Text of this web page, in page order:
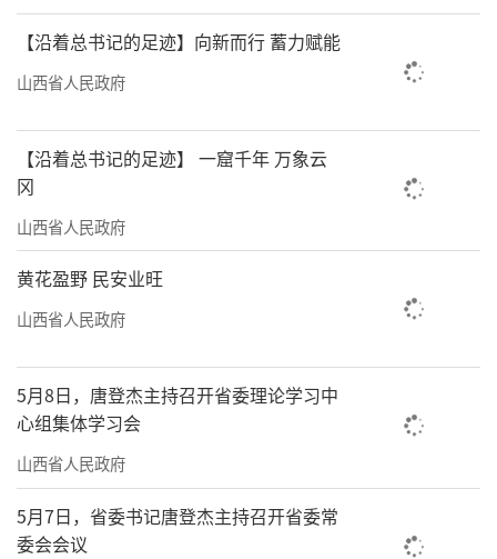
衬底，全球首发；锦波生物始终坚持原始创
新，在国际上首次实现了重组Ⅲ型人源化胶原
蛋白从无到有、从0—1的突破，开创了生命材
料这一全新赛道；纳安生物自主研发创制的
T320抗癌创新药，获得了3个国家的新药临床许
可，并已正式获得国家药品监督管理局的临床
试验批件；山西富佶凭借自身的专利技术，建
成了国际先进的氧化亚硅材料生产线……
截至目前，山西转型综合改革示范区拥有
国家级企业技术中心7家、省级技术中心75家，
省技术创新中心34家，累计承担国家级科研项
目23项。
实现资源型地区经济转型发展，形成产业
多元支撑的结构格局，是山西经济发展需要突
【沿着总书记的足迹】向新而行 蓄力赋能
山西省人民政府
【沿着总书记的足迹】 一窟千年 万象云
冈
山西省人民政府
黄花盈野 民安业旺
山西省人民政府
5月8日，唐登杰主持召开省委理论学习中
心组集体学习会
山西省人民政府
5月7日，省委书记唐登杰主持召开省委常
委会会议